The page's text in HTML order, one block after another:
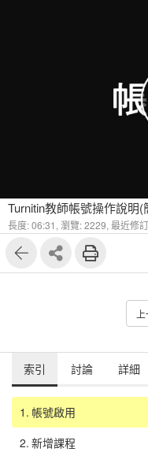
Turnitin教師帳號操作說明(
長度: 06:31, 瀏覽: 2229, 最近修
索引 討論 詳細
1. 帳號啟用
2. 新增課程